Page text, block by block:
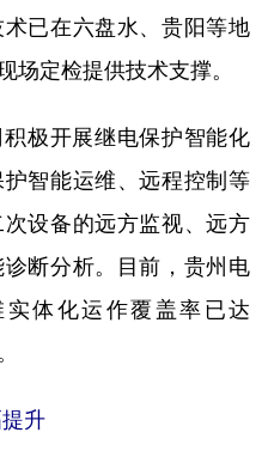
铜仁 黔东南
河北 山西
上海 江苏
福建 江西
已在六盘水、贵阳等地
场定检提供技术支撑。
极开展继电保护智能化
智能运维、远程控制等
设备的远方监视、远方
断分析。目前，贵州电
体化运作覆盖率已达
升